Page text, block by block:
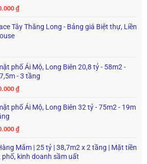
₫
Tây Thăng Long - Bảng giá Biệt thự, Liền
phố Ái Mộ, Long Biên 20,8 tỷ - 58m2 -
- 3 tầng
₫
phố Ái Mộ, Long Biên 32 tỷ - 75m2 - 19m
₫
Mắm | 25 tỷ | 38,7m2 x 2 tầng | Mặt tiền
phố, kinh doanh sầm uất